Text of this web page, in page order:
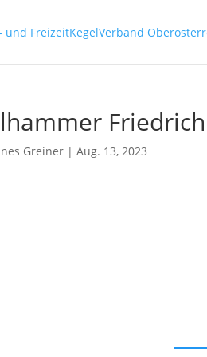
Friedrich
Greiner |Aug. 13, 2023